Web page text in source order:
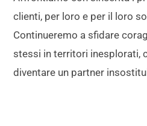
clienti, per loro e per il loro
Continueremo a sfidare
stessi in territori inesplorati,
diventare un partner